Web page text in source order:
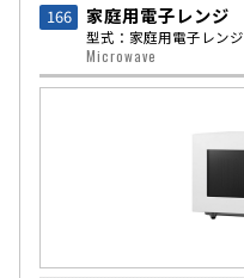
166 家庭用電子レンジ
型式：家庭用電子レンジ
Microwave